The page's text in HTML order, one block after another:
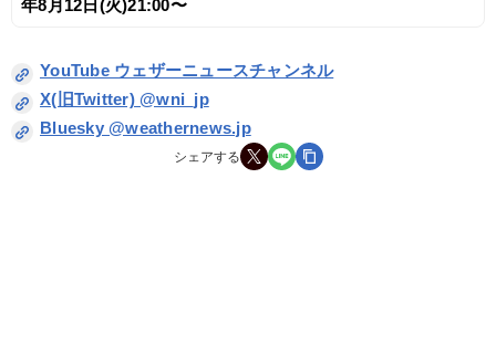
年8月12日(火)21:00〜
YouTube ウェザーニュースチャンネル
X(旧Twitter) @wni_jp
Bluesky @weathernews.jp
シェアする